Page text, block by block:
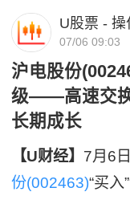
U股票 - 操
07/06 09:03
沪电股份
级——高速交
长期成长
【U财经】 7月6
份(002463)“买入